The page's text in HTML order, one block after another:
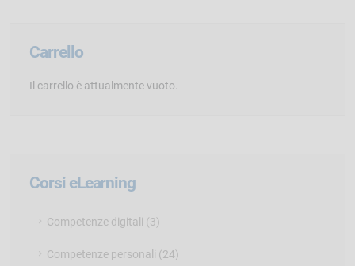
Carrello
Il carrello è attualmente vuoto.
Corsi eLearning
Competenze digitali (3)
Competenze personali (24)